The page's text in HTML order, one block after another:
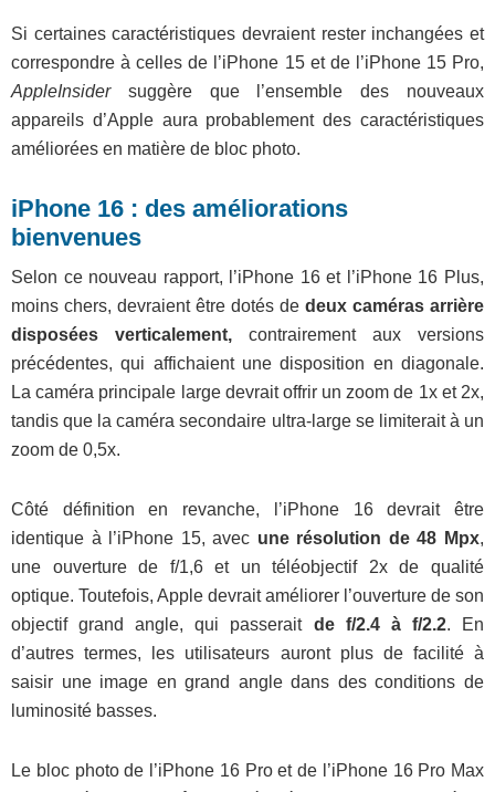
Si certaines caractéristiques devraient rester inchangées et
correspondre à celles de l’iPhone 15 et de l’iPhone 15 Pro,
AppleInsidersuggère que l’ensemble des nouveaux
appareils d’Apple aura probablement des caractéristiques
améliorées en matière de bloc photo.
iPhone 16 : des améliorations
bienvenues
Selon ce nouveau rapport, l’iPhone 16 et l’iPhone 16 Plus,
moins chers, devraient être dotés de deux caméras arrière
disposées verticalement, contrairement aux versions
précédentes, qui affichaient une disposition en diagonale.
La caméra principale large devrait offrir un zoom de 1x et 2x,
tandis que la caméra secondaire ultra-large se limiterait à un
zoom de 0,5x.
Côté définition en revanche, l’iPhone 16 devrait être
identique à l’iPhone 15, avec une résolution de 48 Mpx,
une ouverture de f/1,6 et un téléobjectif 2x de qualité
optique. Toutefois, Apple devrait améliorer l’ouverture de son
objectif grand angle, qui passerait de f/2.4 à f/2.2. En
d’autres termes, les utilisateurs auront plus de facilité à
saisir une image en grand angle dans des conditions de
luminosité basses.
Le bloc photo de l’iPhone 16 Pro et de l’iPhone 16 Pro Max